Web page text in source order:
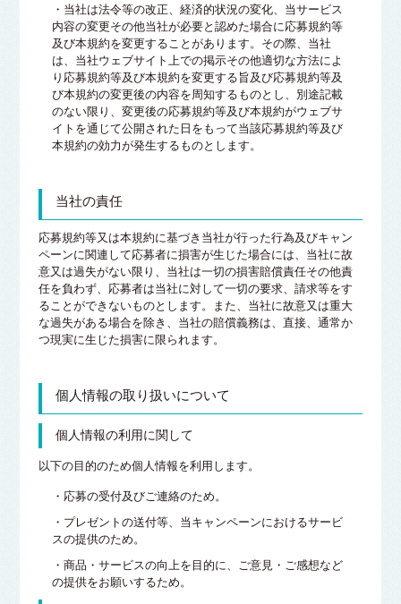
・当社は法令等の改正、経済的状況の変化、当サービス
内容の変更その他当社が必要と認めた場合に応募規約等
及び本規約を変更することがあります。その際、当社
は、当社ウェブサイト上での掲示その他適切な方法によ
り応募規約等及び本規約を変更する旨及び応募規約等及
び本規約の変更後の内容を周知するものとし、別途記載
のない限り、変更後の応募規約等及び本規約がウェブサ
イトを通じて公開された日をもって当該応募規約等及び
本規約の効力が発生するものとします。
当社の責任
応募規約等又は本規約に基づき当社が行った行為及びキャン
ペーンに関連して応募者に損害が生じた場合には、当社に故
意又は過失がない限り、当社は一切の損害賠償責任その他責
任を負わず、応募者は当社に対して一切の要求、請求等をす
ることができないものとします。また、当社に故意又は重大
な過失がある場合を除き、当社の賠償義務は、直接、通常か
つ現実に生じた損害に限られます。
個人情報の取り扱いについて
個人情報の利用に関して
以下の目的のため個人情報を利用します。
・応募の受付及びご連絡のため。
・プレゼントの送付等、当キャンペーンにおけるサービ
スの提供のため。
・商品・サービスの向上を目的に、ご意見・ご感想など
の提供をお願いするため。